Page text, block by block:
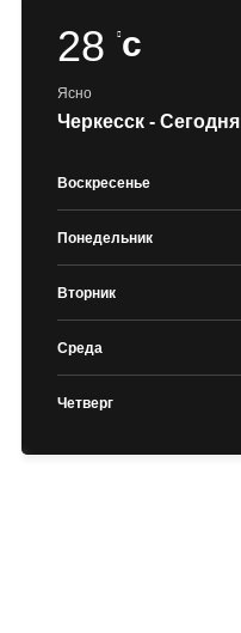
28 c
Ясно
Черкесск - Сегодня
Воскресенье
Понедельник
Вторник
Среда
Четверг